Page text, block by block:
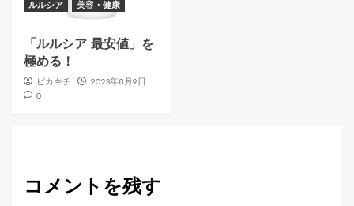
ルルシア 美容・健康
「ルルシア 最安値」を
極める！
ピカキチ
2023年8月9日
0
コメントを残す